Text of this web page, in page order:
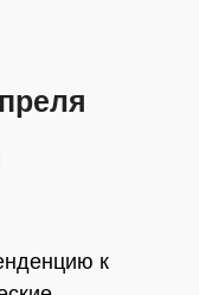
к